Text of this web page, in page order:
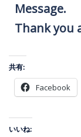
Message.
Thank you
共有:
Facebook
いいね: